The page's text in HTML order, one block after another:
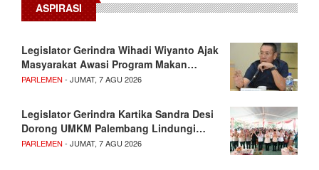
ASPIRASI
Legislator Gerindra Wihadi Wiyanto Ajak
Masyarakat Awasi Program Makan…
PARLEMEN - JUMAT, 7 AGU 2026
Legislator Gerindra Kartika Sandra Desi
Dorong UMKM Palembang Lindungi…
PARLEMEN - JUMAT, 7 AGU 2026